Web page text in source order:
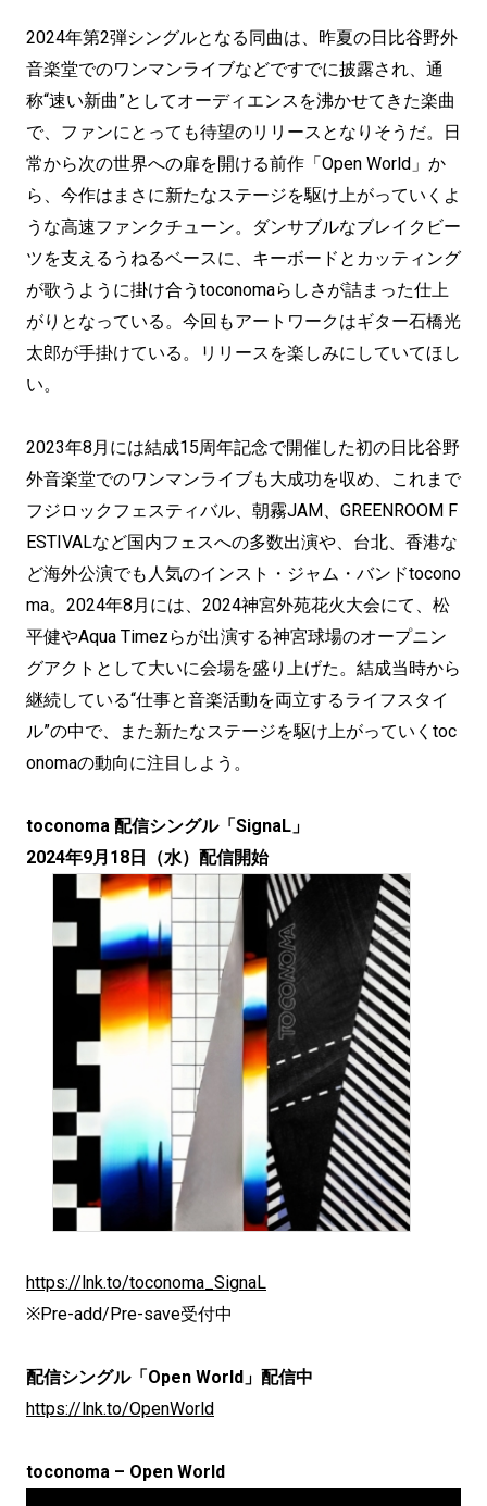
2024年第2弾シングルとなる同曲は、昨夏の日比谷野外
音楽堂でのワンマンライブなどですでに披露され、通
称“速い新曲”としてオーディエンスを沸かせてきた楽曲
で、ファンにとっても待望のリリースとなりそうだ。日
常から次の世界への扉を開ける前作「Open World」か
ら、今作はまさに新たなステージを駆け上がっていくよ
うな高速ファンクチューン。ダンサブルなブレイクビー
ツを支えるうねるベースに、キーボードとカッティング
が歌うように掛け合うtoconomaらしさが詰まった仕上
がりとなっている。今回もアートワークはギター石橋光
太郎が手掛けている。リリースを楽しみにしていてほし
い。
2023年8月には結成15周年記念で開催した初の日比谷野
外音楽堂でのワンマンライブも大成功を収め、これまで
フジロックフェスティバル、朝霧JAM、GREENROOM F
ESTIVALなど国内フェスへの多数出演や、台北、香港な
ど海外公演でも人気のインスト・ジャム・バンドtocono
ma。2024年8月には、2024神宮外苑花火大会にて、松
平健やAqua Timezらが出演する神宮球場のオープニン
グアクトとして大いに会場を盛り上げた。結成当時から
継続している“仕事と音楽活動を両立するライフスタイ
ル”の中で、また新たなステージを駆け上がっていくtoc
onomaの動向に注目しよう。
toconoma 配信シングル「SignaL」
2024年9月18日（水）配信開始
https://lnk.to/toconoma_SignaL
※Pre-add/Pre-save受付中
配信シングル「Open World」配信中
https://lnk.to/OpenWorld
toconoma – Open World